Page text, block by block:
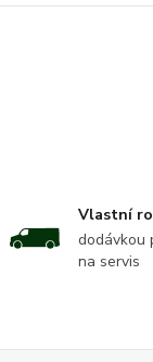
Vlastní
dodávkou
na servis